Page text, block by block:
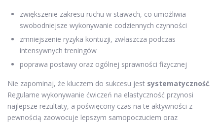
zwiększenie zakresu ruchu w stawach, co umożliwia
swobodniejsze wykonywanie codziennych czynności
zmniejszenie ryzyka kontuzji, zwłaszcza podczas
intensywnych treningów
poprawa postawy oraz ogólnej sprawności fizycznej
Nie zapominaj, że kluczem do sukcesu jest systematyczność.
Regularne wykonywanie ćwiczeń na elastyczność przynosi
najlepsze rezultaty, a poświęcony czas na te aktywności z
pewnością zaowocuje lepszym samopoczuciem oraz